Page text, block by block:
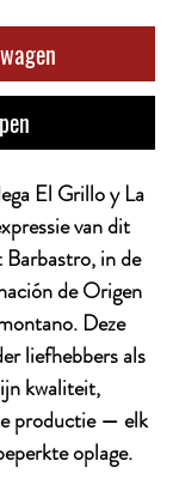
El Grillo y La
van dit
Barbastro, in de
de Origen
. Deze
liefhebbers als
kwaliteit,
productie — elk
oplage.